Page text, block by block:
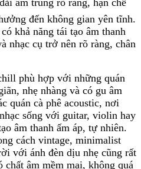
đến không gian yên tĩnh.
khả năng tái tạo âm thanh
nhạc cụ trở nên rõ ràng, chân
phù hợp với những quán
nhẹ nhàng và có gu âm
quán cà phê acoustic, nơi
sống với guitar, violin hay
âm thanh ấm áp, tự nhiên.
cách vintage, minimalist
với ánh đèn dịu nhẹ cũng rất
âm mềm mại, không quá